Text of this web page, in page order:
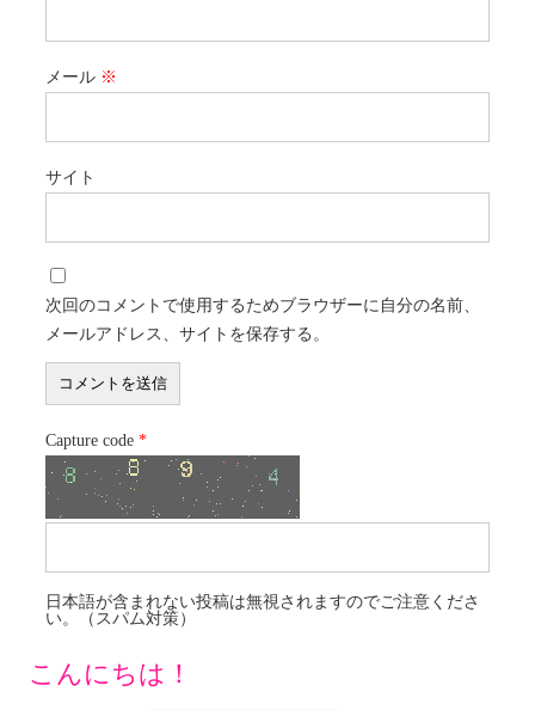
メール ※
サイト
次回のコメントで使用するためブラウザーに自分の名前、
メールアドレス、サイトを保存する。
Capture code *
日本語が含まれない投稿は無視されますのでご注意くださ
い。（スパム対策）
こんにちは！